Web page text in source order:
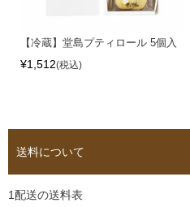
【冷蔵】堂島プティロール 5個入
¥1,512 税込
送料について
1配送の送料表